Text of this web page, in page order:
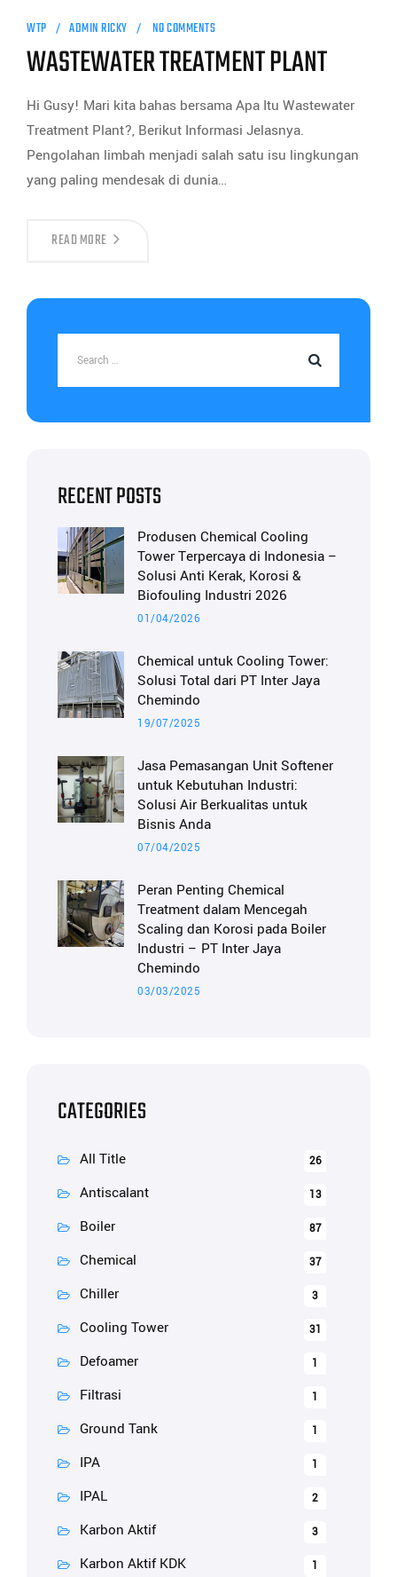
WTP ADMIN RICKY NO COMMENTS
WASTEWATER TREATMENT PLANT
Hi Gusy! Mari kita bahas bersama Apa Itu Wastewater
Treatment Plant?, Berikut Informasi Jelasnya.
Pengolahan limbah menjadi salah satu isu lingkungan
yang paling mendesak di dunia…
READ MORE
RECENT POSTS
Produsen Chemical Cooling
Tower Terpercaya di Indonesia –
Solusi Anti Kerak, Korosi &
Biofouling Industri 2026
01/04/2026
Chemical untuk Cooling Tower:
Solusi Total dari PT Inter Jaya
Chemindo
19/07/2025
Jasa Pemasangan Unit Softener
untuk Kebutuhan Industri:
Solusi Air Berkualitas untuk
Bisnis Anda
07/04/2025
Peran Penting Chemical
Treatment dalam Mencegah
Scaling dan Korosi pada Boiler
Industri – PT Inter Jaya
Chemindo
03/03/2025
CATEGORIES
All Title 26
Antiscalant 13
Boiler 87
Chemical 37
Chiller 3
Cooling Tower 31
Defoamer 1
Filtrasi 1
Ground Tank 1
IPA 1
IPAL 2
Karbon Aktif 3
Karbon Aktif KDK 1